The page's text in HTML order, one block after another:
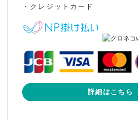
・クレジットカード
詳細はこちら